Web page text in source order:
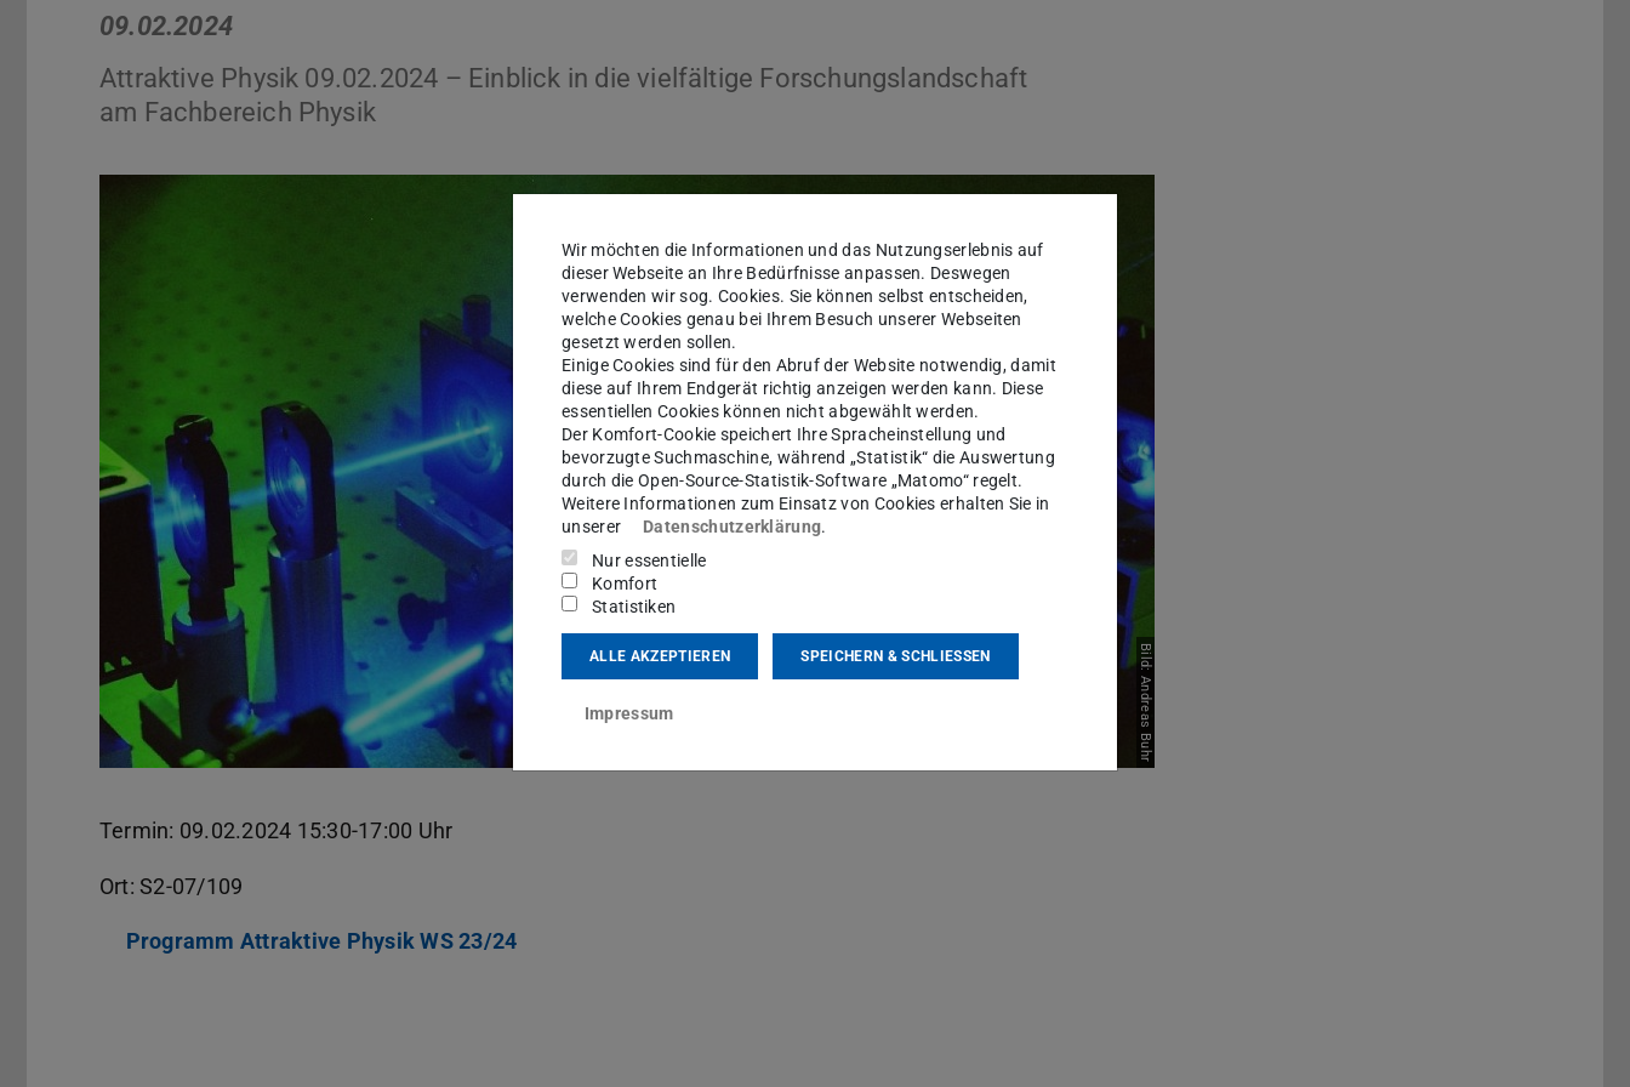
09.02.2024
Attraktive Physik 09.02.2024 – Einblick in die vielfältige Forschungslandschaft
am Fachbereich Physik
Bild: Andreas Buhr
Termin: 09.02.2024 15:30-17:00 Uhr
Ort: S2-07/109
Programm Attraktive Physik WS 23/24
Wir möchten die Informationen und das Nutzungserlebnis auf
dieser Webseite an Ihre Bedürfnisse anpassen. Deswegen
verwenden wir sog. Cookies. Sie können selbst entscheiden,
welche Cookies genau bei Ihrem Besuch unserer Webseiten
gesetzt werden sollen.
Einige Cookies sind für den Abruf der Website notwendig, damit
diese auf Ihrem Endgerät richtig anzeigen werden kann. Diese
essentiellen Cookies können nicht abgewählt werden.
Der Komfort-Cookie speichert Ihre Spracheinstellung und
bevorzugte Suchmaschine, während „Statistik“ die Auswertung
durch die Open-Source-Statistik-Software „Matomo“ regelt.
Weitere Informationen zum Einsatz von Cookies erhalten Sie in
unserer
Datenschutzerklärung.
Nur essentielle
Komfort
Statistiken
ALLE AKZEPTIEREN SPEICHERN & SCHLIESSEN
Impressum